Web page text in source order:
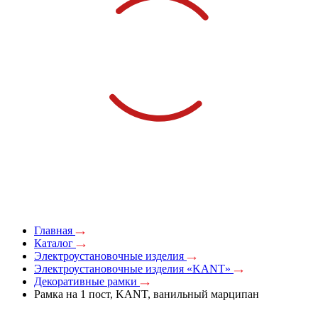
Главная
Каталог
Электроустановочные изделия
Электроустановочные изделия «KANT»
Декоративные рамки
Рамка на 1 пост, KANT, ванильный марципан